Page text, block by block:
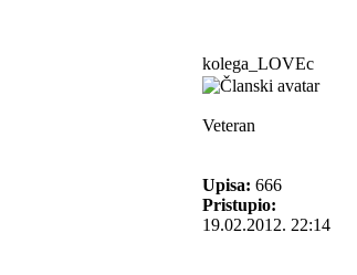
kolega_LOVEc
Veteran
Upisa: 666
Pristupio:
19.02.2012. 22:14